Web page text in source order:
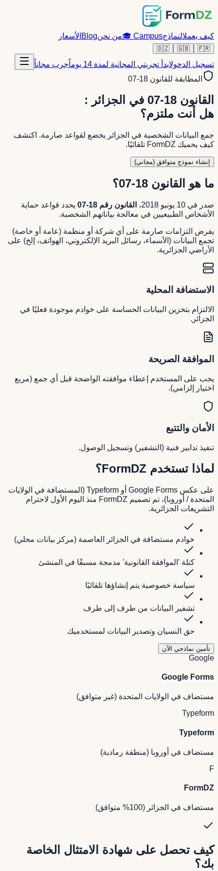
كيف يعملالنماذجCampus
🎓من نحنBlog الأسعار
🇫🇷
🇬🇧
🇩🇿
تسجيل الدخولابدأ تجربتي المجانية لمدة 14 يوماً
جرب مجاناً
المطابقة للقانون 18-07
القانون 18-07 في الجزائر :
هل أنت ملتزم؟
جمع البيانات الشخصية في الجزائر يخضع لقواعد صارمة. اكتشف
كيف يحميك FormDZ تلقائيًا.
إنشاء نموذج متوافق (مجاني)
ما هو القانون 18-07؟
صدر في 10 يونيو 2018، القانون رقم 18-07
يحدد قواعد حماية
الأشخاص الطبيعيين في معالجة بياناتهم الشخصية.
يفرض التزامات صارمة على أي شركة أو منظمة (عامة أو خاصة)
تجمع البيانات (الأسماء، رسائل البريد الإلكتروني، الهواتف، إلخ) على
الأراضي الجزائرية.
الاستضافة المحلية
الالتزام بتخزين البيانات الحساسة على خوادم موجودة فعليًا في
الجزائر.
الموافقة الصريحة
يجب على المستخدم إعطاء موافقته الواضحة قبل أي جمع (مربع
اختيار إلزامي).
الأمان والتتبع
تنفيذ تدابير فنية (التشفير) وتسجيل الوصول.
لماذا تستخدم FormDZ؟
على عكس Google Forms أو Typeform (المستضافة في الولايات
المتحدة / أوروبا)، تم تصميم FormDZ منذ اليوم الأول لاحترام
التشريعات الجزائرية.
خوادم مستضافة في الجزائر العاصمة (مركز بيانات محلي)
كتلة 'الموافقة القانونية' مدمجة مسبقًا في المنشئ
سياسة خصوصية يتم إنشاؤها تلقائيًا
تشفير البيانات من طرف إلى طرف
حق النسيان وتصدير البيانات لمستخدميك
تأمين نماذجي الآن
Google
Google Forms
مستضاف في الولايات المتحدة (غير متوافق)
Typeform
Typeform
مستضاف في أوروبا (منطقة رمادية)
F
FormDZ
مستضاف في الجزائر (100% متوافق)
كيف تحصل على شهادة الامتثال الخاصة
بك؟